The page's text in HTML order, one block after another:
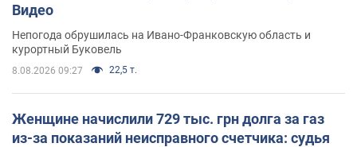
Видео
Непогода обрушилась на Ивано-Франковскую область и
курортный Буковель
8.08.2026 09:27 22,5 т.
Женщине начислили 729 тыс. грн долга за газ
из-за показаний неисправного счетчика: судья